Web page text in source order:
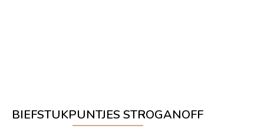
BIEFSTUKPUNTJES STROGANOFF